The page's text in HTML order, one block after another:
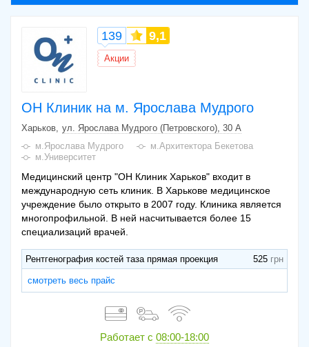
ОН Клиник на м. Ярослава Мудрого
139 9,1
Акции
Харьков ул. Ярослава Мудрого (Петровского), 30 А
м.Ярослава Мудрого
м.Архитектора Бекетова
м.Университет
Медицинский центр "ОН Клиник Харьков" входит в
международную сеть клиник. В Харькове медицинское
учреждение было открыто в 2007 году. Клиника является
многопрофильной. В ней насчитывается более 15
специализаций врачей.
Рентгенография костей таза прямая проекция 525
смотреть весь прайс
Работает с 08:00-18:00